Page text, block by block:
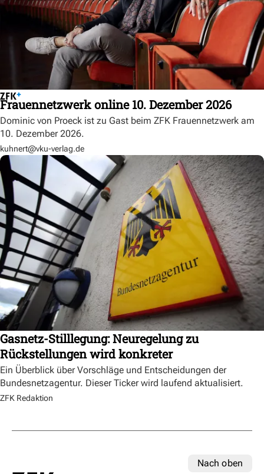
Frauennetzwerk online 10. Dezember 2026
Dominic von Proeck ist zu Gast beim ZFK Frauennetzwerk am
10. Dezember 2026.
kuhnert@vku-verlag.de
Gasnetz-Stilllegung: Neuregelung zu
Rückstellungen wird konkreter
Ein Überblick über Vorschläge und Entscheidungen der
Bundesnetzagentur. Dieser Ticker wird laufend aktualisiert.
ZFK Redaktion
Nach oben